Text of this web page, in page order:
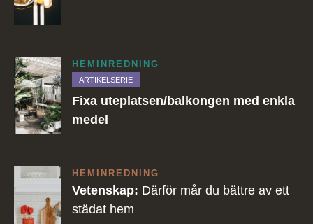
HEMINREDNING
ARTIKELSERIE
Fixa uteplatsen/balkongen med enkla
medel
HEMINREDNING
Vetenskap: Därför mår du bättre av ett
städat hem